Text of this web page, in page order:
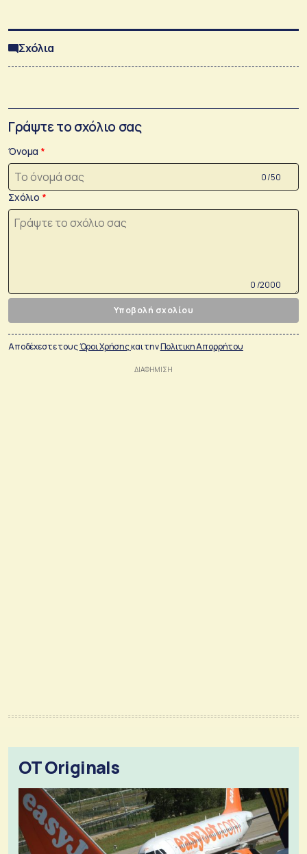
Σχόλια
Γράψτε το σχόλιο σας
Όνομα
0 /50
Σχόλιο
0 /2000
Υποβολή σχολίου
Αποδέχεστε τουςΌροι Χρήσηςκαι τηνΠολιτικη Απορρήτου
OT Originals